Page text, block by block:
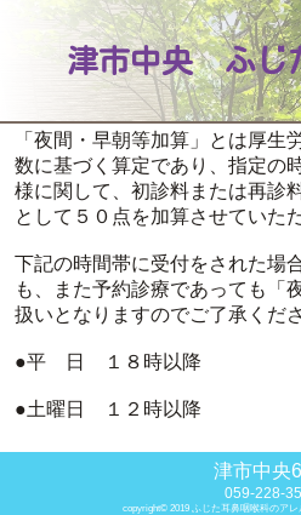
津市中央 ふじ
「夜間・早朝等加算」とは厚生
数に基づく算定であり、指定の
様に関して、初診料または再診
として５０点を加算させていた
下記の時間帯に受付をされた場
も、また予約診療であっても「
扱いとなりますのでご了承くださ
●平 日 １８時以降
●土曜日 １２時以降
津市中央
059-228-
copyright© 2019 ふじた耳鼻咽喉科のア